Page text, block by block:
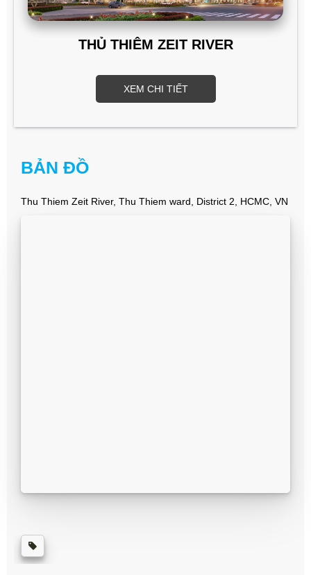
THỦ THIÊM ZEIT RIVER
XEM CHI TIẾT
BẢN ĐỒ
Thu Thiem Zeit River, Thu Thiem ward, District 2, HCMC, VN